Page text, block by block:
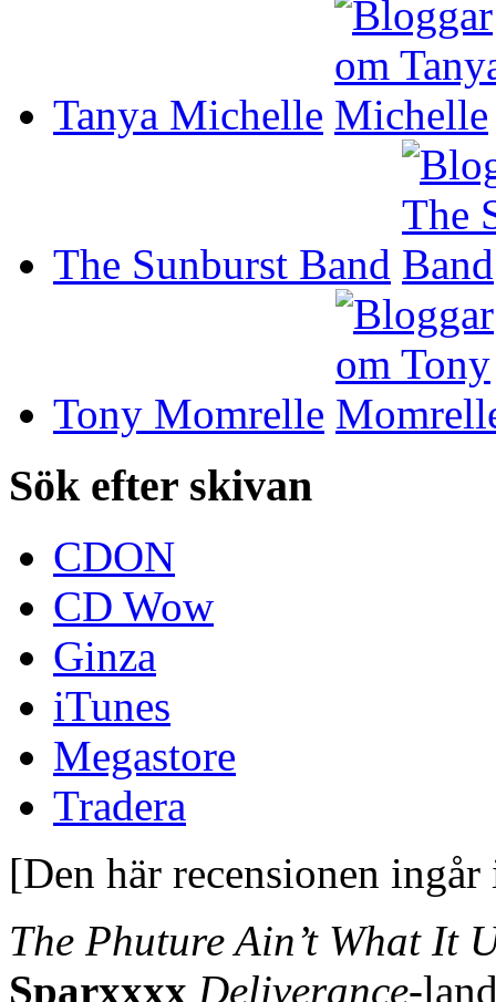
Tanya Michelle
The Sunburst Band
Tony Momrelle
Sök efter skivan
CDON
CD Wow
Ginza
iTunes
Megastore
Tradera
[Den här recensionen
The Phuture Ain’t What It
Sparxxxx Deliverance-